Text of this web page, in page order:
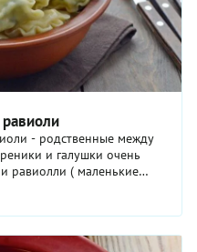
равиоли
- родственные между
и галушки очень
равиолли ( маленькие
блюда ...